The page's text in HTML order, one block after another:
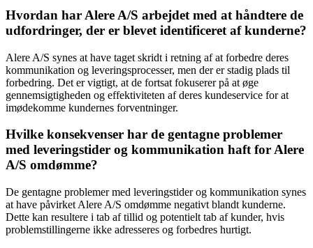
Hvordan har Alere A/S arbejdet med at håndtere de
udfordringer, der er blevet identificeret af kunderne?
Alere A/S synes at have taget skridt i retning af at forbedre deres
kommunikation og leveringsprocesser, men der er stadig plads til
forbedring. Det er vigtigt, at de fortsat fokuserer på at øge
gennemsigtigheden og effektiviteten af deres kundeservice for at
imødekomme kundernes forventninger.
Hvilke konsekvenser har de gentagne problemer
med leveringstider og kommunikation haft for Alere
A/S omdømme?
De gentagne problemer med leveringstider og kommunikation synes
at have påvirket Alere A/S omdømme negativt blandt kunderne.
Dette kan resultere i tab af tillid og potentielt tab af kunder, hvis
problemstillingerne ikke adresseres og forbedres hurtigt.